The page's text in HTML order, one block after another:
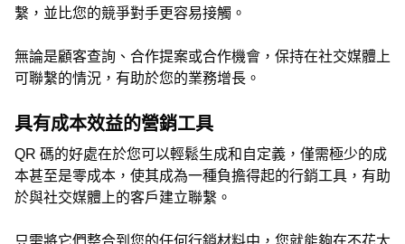
繫，並比您的競爭對手更容易接觸。
無論是顧客查詢、合作提案或合作機會，保持在社交媒體上
可聯繫的情況，有助於您的業務增長。
具有成本效益的營銷工具
QR 碼的好處在於您可以輕鬆生成和自定義，僅需極少的成
本甚至是零成本，使其成為一種負擔得起的行銷工具，有助
於與社交媒體上的客戶建立聯繫。
只需將它們整合到您的任何行銷材料中，您就能夠在不花太